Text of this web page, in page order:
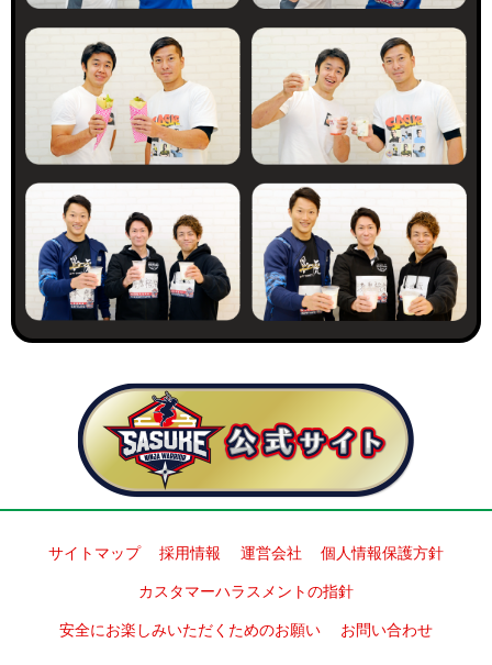
サイトマップ 採用情報 運営会社 個人情報保護方針
カスタマーハラスメントの指針
安全にお楽しみいただくためのお願い お問い合わせ